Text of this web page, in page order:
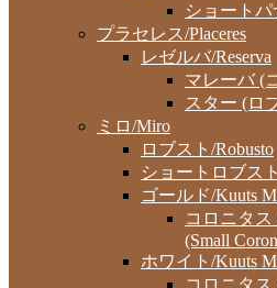
ショートパ
プラセレス/Placeres
レゼルバ/Reserva
マレーバ (
スター (ロ
ミロ/Miro
ロブスト/Robusto
ショートロブス
ゴールド/Kuuts
コロニタス
(Small
ホワイト/Kuuts
コロニタス